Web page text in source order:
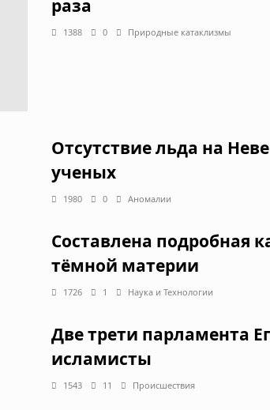
раза
1388 0 Природные катаклизмы
Отсутствие льда на
ученых
1980 0 Аномалии
Составлена подробная
тёмной материи
1726 1 Наука и Технологии
Две трети парламента
исламисты
1543 11 Происшествия